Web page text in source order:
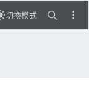
切換模式